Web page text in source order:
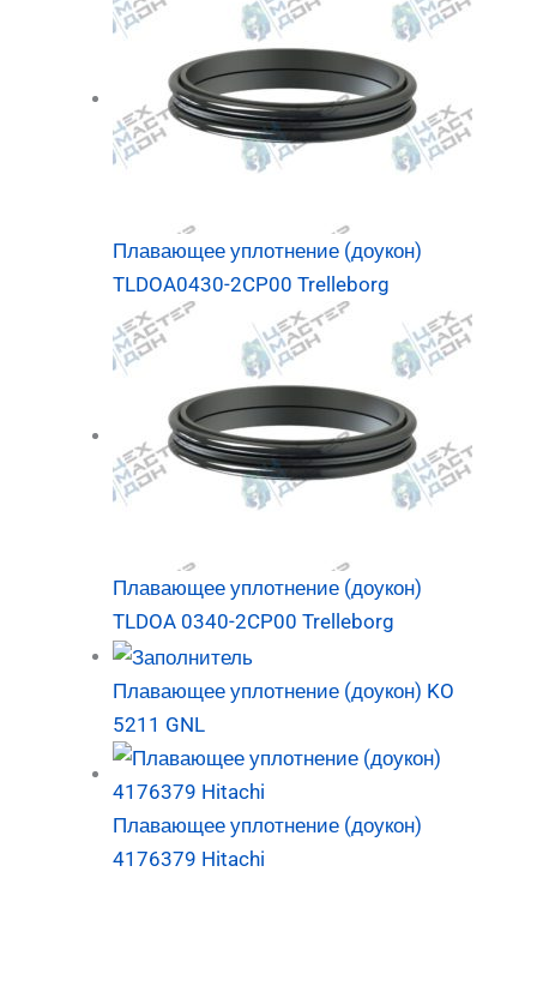
Плавающее уплотнение (доукон)
TLDOA0430-2CP00 Trelleborg
Плавающее уплотнение (доукон)
TLDOA 0340-2CP00 Trelleborg
Плавающее уплотнение (доукон) KO
5211 GNL
Плавающее уплотнение (доукон)
4176379 Hitachi